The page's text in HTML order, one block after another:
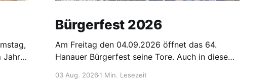
Bürgerfest 2026
Am Freitag den 04.09.2026 öffnet das 64.
Hanauer Bürgerfest seine Tore. Auch in diesem
03 Aug. 20261 Min. Lesezeit